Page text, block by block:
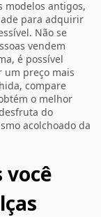
modelos antigos,
para adquirir
Não se
vendem
é possível
um preço mais
compare
o melhor
do
acolchoado da
você